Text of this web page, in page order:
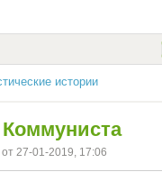
истории
от 27-01-2019, 17:06